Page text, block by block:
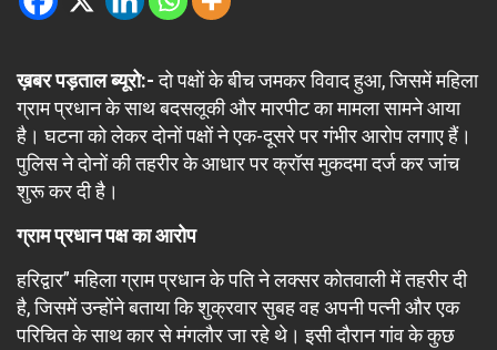
ख़बर पड़ताल ब्यूरो:-दो पक्षों के बीच जमकर विवाद हुआ, जिसमें महिला
ग्राम प्रधान के साथ बदसलूकी और मारपीट का मामला सामने आया
है। घटना को लेकर दोनों पक्षों ने एक-दूसरे पर गंभीर आरोप लगाए हैं।
पुलिस ने दोनों की तहरीर के आधार पर क्रॉस मुकदमा दर्ज कर जांच
शुरू कर दी है।
ग्राम प्रधान पक्ष का आरोप
हरिद्वार” महिला ग्राम प्रधान के पति ने लक्सर कोतवाली में तहरीर दी
है, जिसमें उन्होंने बताया कि शुक्रवार सुबह वह अपनी पत्नी और एक
परिचित के साथ कार से मंगलौर जा रहे थे। इसी दौरान गांव के कुछ